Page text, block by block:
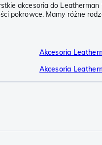
akcesoria do
pokrowce. Mamy różne
Akcesoria
Akcesoria